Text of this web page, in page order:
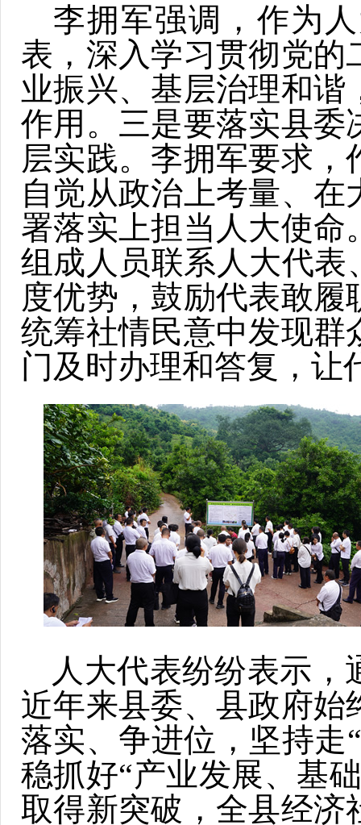
李拥军强调，作为
表，深入学习贯彻党的
业振兴、基层治理和谐
作用。三是要落实县委
层实践。李拥军要求
自觉从政治上考量、
署落实上担当人大使命
组成人员联系人大代表
度优势，鼓励代表敢
统筹社情民意中发现群
门及时办理和答复，让
人大代表纷纷表示
近年来县委、县政府始
落实、争进位，坚持走
稳抓好“产业发展、基
取得新突破，全县经济